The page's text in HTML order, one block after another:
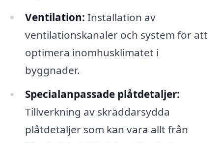
Ventilation: Installation av
ventilationskanaler och system för att
optimera inomhusklimatet i
byggnader.
Specialanpassade plåtdetaljer:
Tillverkning av skräddarsydda
plåtdetaljer som kan vara allt från